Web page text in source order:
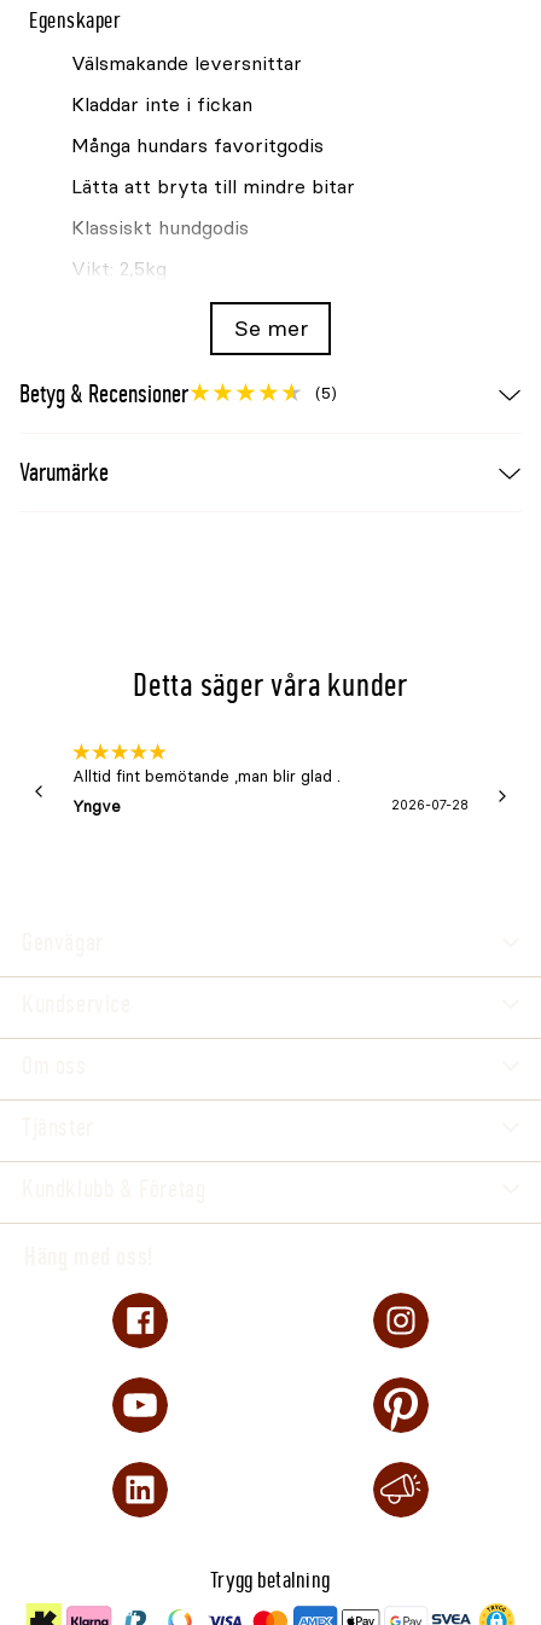
Egenskaper
Välsmakande leversnittar
Kladdar inte i fickan
Många hundars favoritgodis
Lätta att bryta till mindre bitar
Klassiskt hundgodis
Vikt: 2,5kg
ANALYSERAT INNEHÅLL: Råprotein 25,0 %,
Råoljor och råfetter 7,5 %, Växttråd 3,4 %, Råaska
SAMMANSÄTTNING: Spannmål, kött och
Se mer
Betyg & Recensioner (5)
Varumärke
Detta säger våra kunder
Alltid fint bemötande ,man blir glad .
Yngve
2026-07-28
Trygg betalning